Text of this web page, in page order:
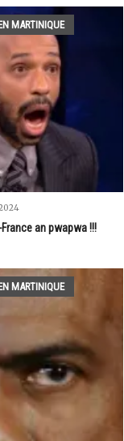
MARTINIQUE
an pwapwa !!!
MARTINIQUE